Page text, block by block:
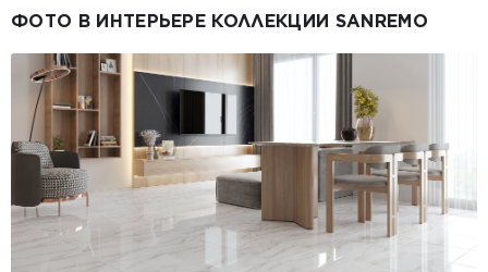
ФОТО В ИНТЕРЬЕРЕ КОЛЛЕКЦИИ SANREMO